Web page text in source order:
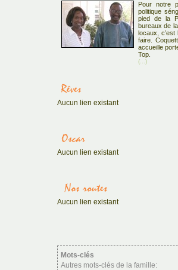
Pour notre
politique
pied de la
bureaux de
locaux,
faire.
accueille
Top.
(...)
Aucun lien existant
Aucun lien existant
Aucun lien existant
Mots-clés
Autres mots-clés de la famille: